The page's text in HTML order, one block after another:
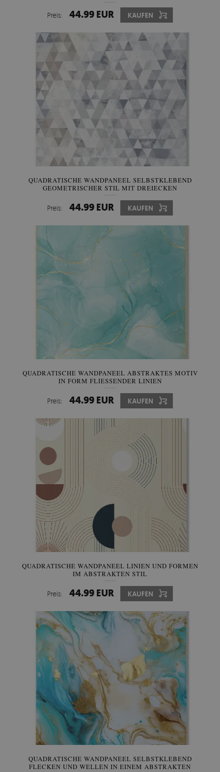
Preis: 44.99 EUR KAUFEN
QUADRATISCHE WANDPANEEL SELBSTKLEBEND
GEOMETRISCHER STIL MIT DREIECKEN
Preis: 44.99 EUR KAUFEN
QUADRATISCHE WANDPANEEL ABSTRAKTES MOTIV
IN FORM FLIESSENDER LINIEN
Preis: 44.99 EUR KAUFEN
QUADRATISCHE WANDPANEEL LINIEN UND FORMEN
IM ABSTRAKTEN STIL
Preis: 44.99 EUR KAUFEN
QUADRATISCHE WANDPANEEL SELBSTKLEBEND
FLECKEN UND WELLEN IN EINEM ABSTRAKTEN